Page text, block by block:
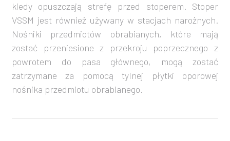
kiedy opuszczają strefę przed stoperem. Stoper
VSSM jest również używany w stacjach narożnych.
Nośniki przedmiotów obrabianych, które mają
zostać przeniesione z przekroju poprzecznego z
powrotem do pasa głównego, mogą zostać
zatrzymane za pomocą tylnej płytki oporowej
nośnika przedmiotu obrabianego.